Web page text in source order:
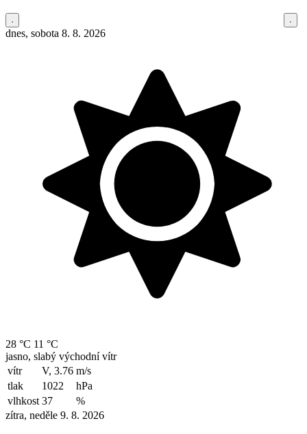
dnes, sobota 8. 8. 2026
28 °C 11 °C
jasno, slabý východní vítr
vítr
V, 3.76 m/s
tlak
1022
hPa
vlhkost 37
%
zítra, neděle 9. 8. 2026